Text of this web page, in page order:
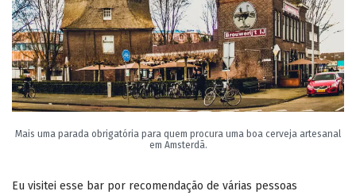
Mais uma parada obrigatória para quem procura uma boa cerveja artesanal
em Amsterdã.
Eu visitei esse bar por recomendação de várias pessoas